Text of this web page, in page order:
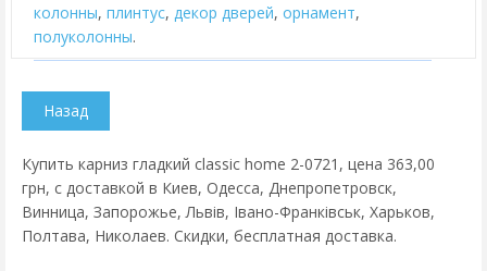
колонны, плинтус, декор дверей, орнамент,
полуколонны.
Купить карниз гладкий classic home 2-0721, цена 363,00
грн, с доставкой в Киев, Одесса, Днепропетровск,
Винница, Запорожье, Львів, Івано-Франківськ, Харьков,
Полтава, Николаев. Скидки, бесплатная доставка.